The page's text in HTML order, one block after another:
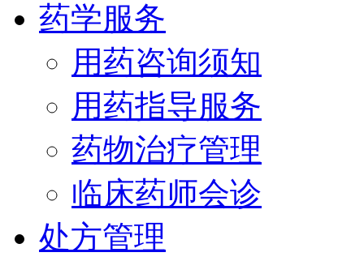
药学服务
用药咨询须知
用药指导服务
药物治疗管理
临床药师会诊
处方管理